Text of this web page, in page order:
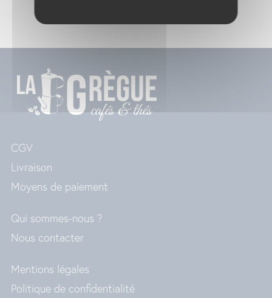
CGV
Livraison
Moyens de paiement
Qui sommes-nous ?
Nous contacter
Mentions légales
Politique de confidentialité